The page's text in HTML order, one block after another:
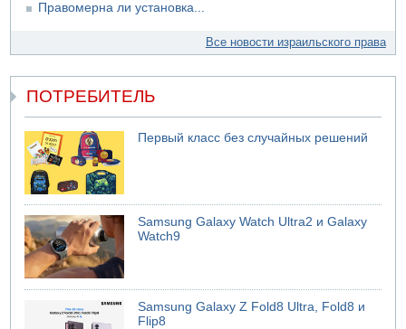
Правомерна ли установка...
Все новости израильского права
ПОТРЕБИТЕЛЬ
Первый класс без случайных решений
Samsung Galaxy Watch Ultra2 и Galaxy
Watch9
Samsung Galaxy Z Fold8 Ultra, Fold8 и
Flip8